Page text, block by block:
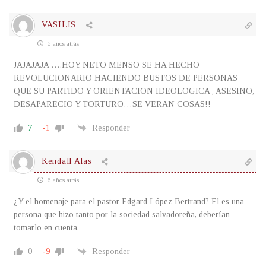
VASILIS
6 años atrás
JAJAJAJA ….HOY NETO MENSO SE HA HECHO
REVOLUCIONARIO HACIENDO BUSTOS DE PERSONAS
QUE SU PARTIDO Y ORIENTACION IDEOLOGICA , ASESINO,
DESAPARECIO Y TORTURO…SE VERAN COSAS!!
7 -1 Responder
Kendall Alas
6 años atrás
¿Y el homenaje para el pastor Edgard López Bertrand? El es una
persona que hizo tanto por la sociedad salvadoreña, deberían
tomarlo en cuenta.
0 -9 Responder